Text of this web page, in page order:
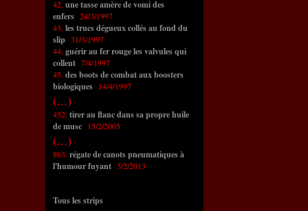
42. une tasse amère de vomi des
enfers 24/3/1997
43. les trucs dégueux collés au fond du
slip 31/3/1997
44. guérir au fer rouge les valvules qui
collent 7/4/1997
45. des boots de combat aux boosters
biologiques 14/4/1997
(...)
452. tirer au flanc dans sa propre huile
de musc 15/2/2005
(...)
863. régate de canots pneumatiques à
l'humour fuyant 5/2/2013
Tous les strips